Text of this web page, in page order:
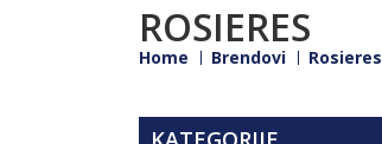
ROSIERES
Home Brendovi Rosieres